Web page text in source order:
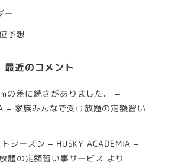
ー
予想
最近のコメント
の差に続きがありました。 –
– 家族みんなで受け放題の定額習い
シーズン – HUSKY ACADEMIA –
題の定額習い事サービス より